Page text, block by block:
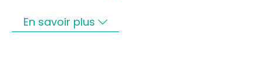
En savoir plus